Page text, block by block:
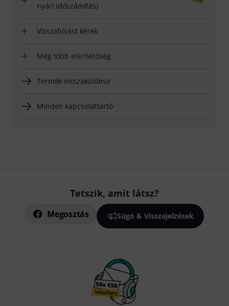
nyári időszámítás)
Visszahívást kérek
Még több elérhetőség
Termék visszaküldése
Minden kapcsolattartó
Tetszik, amit látsz?
Megosztás Súgó & Visszajelzések